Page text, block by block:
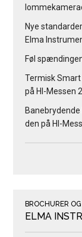
Nye
Elma
Føl
Termisk Smart
på HI-Messen
den på HI-
BROCHURER
ELMA